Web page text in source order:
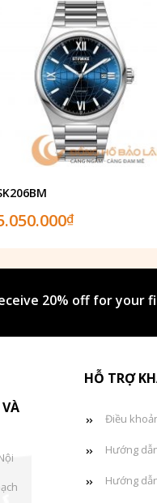
₫
20% off for your
HỖ TRỢ
Điều
Hướng
Hướng